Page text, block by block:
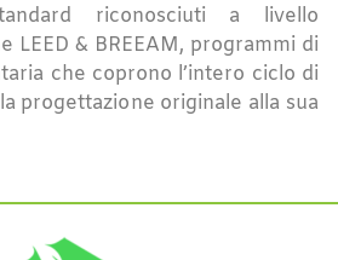
riconosciuti a livello
LEED & BREEAM, programmi di
che coprono l’intero ciclo di
progettazione originale alla sua